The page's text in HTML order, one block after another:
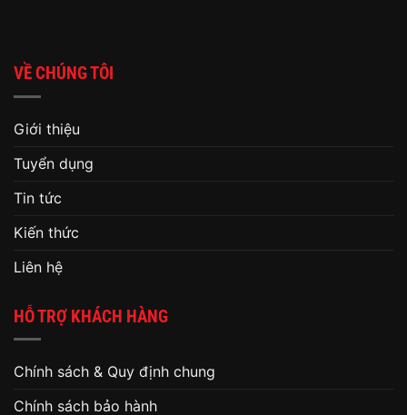
VỀ CHÚNG TÔI
Giới thiệu
Tuyển dụng
Tin tức
Kiến thức
Liên hệ
HỖ TRỢ KHÁCH HÀNG
Chính sách & Quy định chung
Chính sách bảo hành